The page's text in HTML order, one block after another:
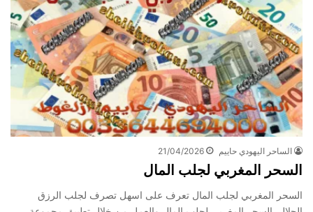
الساحر اليهودي حاييم 21/04/2026
السحر المغربي لجلب المال
السحر المغربي لجلب المال تعرف على اسهل تصرف لجلب الرزق